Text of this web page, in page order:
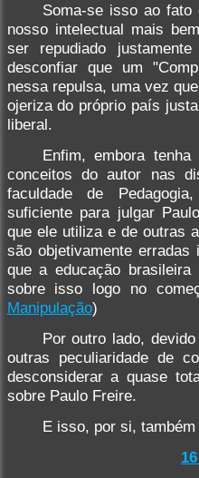
Soma-se isso ao fato
nosso intelectual mais
ser repudiado
desconfiar que um
nessa repulsa, uma vez
ojeriza do próprio país
liberal.
Enfim, embora
conceitos do autor nas
faculdade de
suficiente para julgar
que ele utiliza e de outras
são objetivamente erradas
que a educação brasileira
sobre isso logo no
Manipulação)
Por outro lado,
outras peculiaridade de
desconsiderar a quase
sobre Paulo Freire.
E isso, por si,